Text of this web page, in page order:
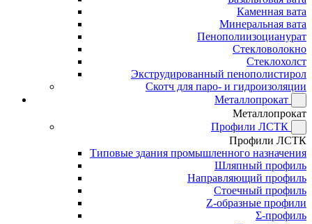
Каменная вата
Минеральная вата
Пенополиизоцианурат
Стекловолокно
Стеклохолст
Экструдированный пенополистирол
Скотч для паро- и гидроизоляции
Металлопрокат
Металлопрокат
Профили ЛСТК
Профили ЛСТК
Типовые здания промышленного назначения
Шляпный профиль
Направляющий профиль
Стоечный профиль
Z-образные профили
Σ-профиль